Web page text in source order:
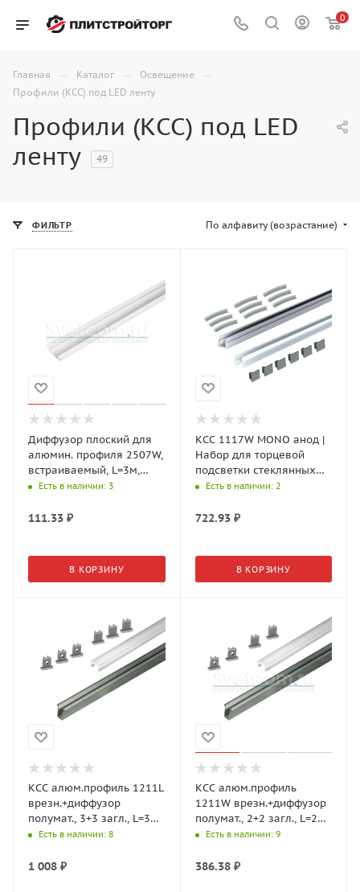
0
Главная — Каталог — Освещение —
Профили (КСС) под LED ленту
Профили (КСС) под LED
ленту
49
ФИЛЬТР По алфавиту (возрастание)
Диффузор плоский для
алюмин. профиля 2507W,
встраиваемый, L=3м,
Молочный 17.800.00.301
Есть в наличии: 3
111.33 ₽
В КОРЗИНУ
КСС 1117W MONO анод |
Набор для торцевой
подсветки стеклянных
полок 3 м
Есть в наличии: 2
722.93₽
В КОРЗИНУ
КСС алюм.профиль 1211L
врезн.+диффузор
полумат., 3+3 загл., L=3м,
Серебро 19.143.38.800
Есть в наличии: 8
1 008 ₽
КСС алюм.профиль
1211W врезн.+диффузор
полумат., 2+2 загл., L=2м,
Серебро 19.143.40.560
Есть в наличии: 9
386.38₽